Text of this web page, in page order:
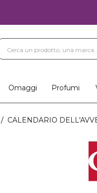
Omaggi Profumi
CALENDARIO